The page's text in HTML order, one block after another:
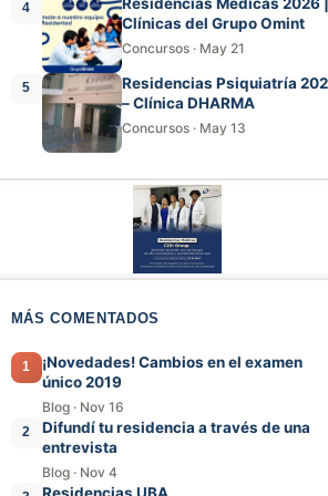
4
Clínicas del Grupo Omint
Concursos · May 21
5
Residencias Psiquiatría
– Clínica DHARMA
Concursos · May 13
MÁS COMENTADOS
1
¡Novedades! Cambios en el examen
único 2019
Blog · Nov 16
2
Difundí tu residencia a través de una
entrevista
Blog · Nov 4
Residencias UBA